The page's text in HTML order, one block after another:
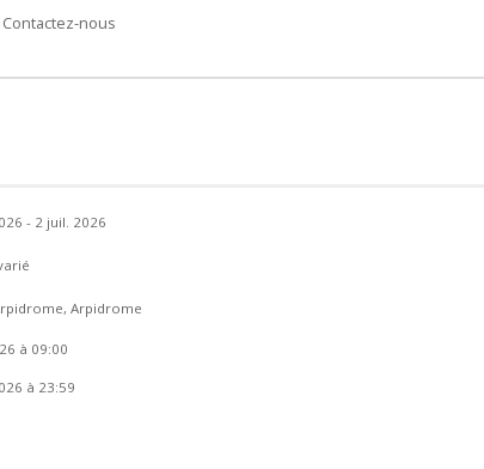
Contactez-nous
- 2 juil. 2026
Arpidrome
à 09:00
à 23:59